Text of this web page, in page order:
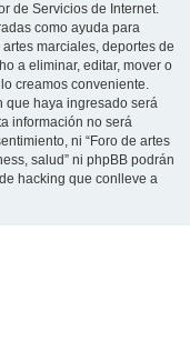
de Servicios de Internet.
como ayuda para
marciales, deportes de
a eliminar, editar, mover o
creamos conveniente.
que haya ingresado será
información no será
ni “Foro de artes
salud” ni phpBB podrán
hacking que conlleve a